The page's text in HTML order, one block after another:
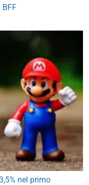
nel primo